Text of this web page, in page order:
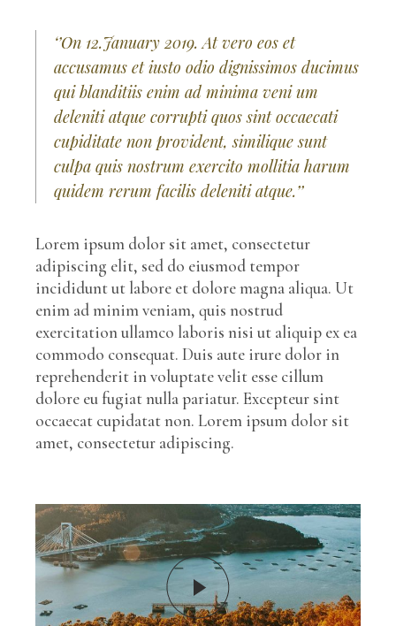
‘’On 12.January 2019. At vero eos et
accusamus et iusto odio dignissimos ducimus
qui blanditiis enim ad minima veni um
deleniti atque corrupti quos sint occaecati
cupiditate non provident, similique sunt
culpa quis nostrum exercito mollitia harum
quidem rerum facilis deleniti atque.’’
Lorem ipsum dolor sit amet, consectetur
adipiscing elit, sed do eiusmod tempor
incididunt ut labore et dolore magna aliqua. Ut
enim ad minim veniam, quis nostrud
exercitation ullamco laboris nisi ut aliquip ex ea
commodo consequat. Duis aute irure dolor in
reprehenderit in voluptate velit esse cillum
dolore eu fugiat nulla pariatur. Excepteur sint
occaecat cupidatat non. Lorem ipsum dolor sit
amet, consectetur adipiscing.